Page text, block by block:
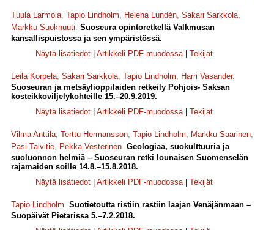
Tuula Larmola, Tapio Lindholm, Helena Lundén, Sakari Sarkkola,
Markku Suoknuuti. Suoseura opintoretkellä Valkmusan
kansallispuistossa ja sen ympäristössä.
Näytä lisätiedot
Artikkeli PDF-muodossa| Tekijät
Leila Korpela, Sakari Sarkkola, Tapio Lindholm, Harri Vasander.
Suoseuran ja metsäylioppilaiden retkeily Pohjois- Saksan
kosteikkoviljelykohteille 15.–20.9.2019.
Näytä lisätiedot
Artikkeli PDF-muodossa| Tekijät
Vilma Anttila, Terttu Hermansson, Tapio Lindholm, Markku Saarinen,
Pasi Talvitie, Pekka Vesterinen. Geologiaa, suokulttuuria ja
suoluonnon helmiä – Suoseuran retki lounaisen Suomenselän
rajamaiden soille 14.8.–15.8.2018.
Näytä lisätiedot
Artikkeli PDF-muodossa| Tekijät
Tapio Lindholm. Suotietoutta ristiin rastiin laajan Venäjänmaan –
Suopäivät Pietarissa 5.–7.2.2018.